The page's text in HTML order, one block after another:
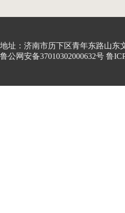
地址：济南市历下区青年东路山东
鲁公网安备37010302000632号 鲁